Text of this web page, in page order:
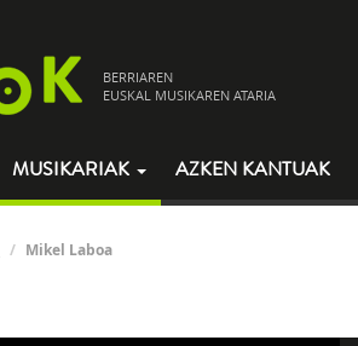
BERRIAREN
EUSKAL MUSIKAREN ATARIA
MUSIKARIAK AZKEN KANTUAK
Mikel Laboa